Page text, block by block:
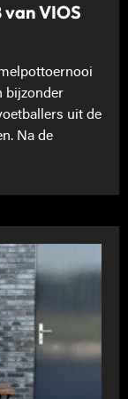
VIOS
bijzonder
uit de
Na de